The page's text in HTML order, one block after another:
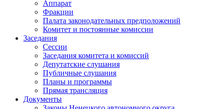
Аппарат
Фракции
Палата законодательных предположений
Комитет и постоянные комиссии
Заседания
Сессии
Заседания комитета и комиссий
Депутатские слушания
Публичные слушания
Планы и программы
Прямая трансляция
Документы